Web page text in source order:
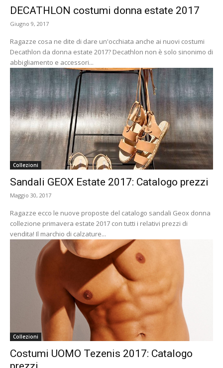
DECATHLON costumi donna estate 2017
Giugno 9, 2017
Ragazze cosa ne dite di dare un'occhiata anche ai nuovi costumi
Decathlon da donna estate 2017? Decathlon non è solo sinonimo di
abbigliamento e accessori...
Collezioni
Sandali GEOX Estate 2017: Catalogo prezzi
Maggio 30, 2017
Ragazze ecco le nuove proposte del catalogo sandali Geox donna
collezione primavera estate 2017 con tutti i relativi prezzi di
vendita! Il marchio di calzature...
Collezioni
Costumi UOMO Tezenis 2017: Catalogo